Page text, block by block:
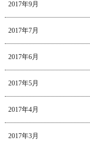
2017年9月
2017年7月
2017年6月
2017年5月
2017年4月
2017年3月